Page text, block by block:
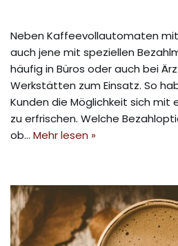
Neben Kaffeevollautomaten
auch jene mit speziellen
häufig in Büros oder auch bei
Werkstätten zum Einsatz. So
Kunden die Möglichkeit sich mit
zu erfrischen. Welche
ob… Mehr lesen »